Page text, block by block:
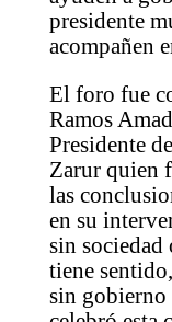
presidente
acompañen
El foro fue
Ramos
Presidente
Zarur quien
las
en su
sin
tiene
sin gobierno